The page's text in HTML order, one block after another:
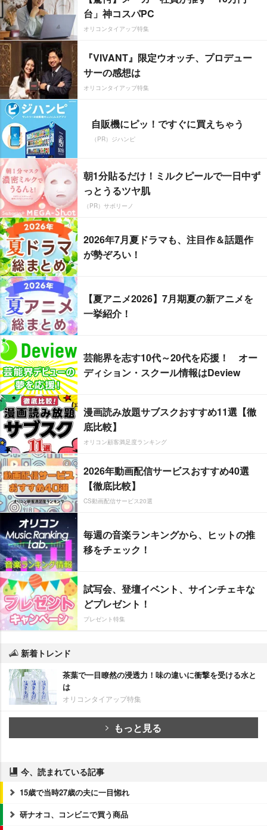
台」神コスパPC
オリコンタイアップ特集
『VIVANT』限定ウオッチ、プロデュー
サーの感想は
オリコンタイアップ特集
自販機にピッ！ですぐに買えちゃう
（PR）ジハンピ
朝1分貼るだけ！ミルクピールで一日中ず
っとうるツヤ肌
（PR）サボリーノ
2026年7月夏ドラマも、注目作＆話題作
が勢ぞろい！
【夏アニメ2026】7月期夏の新アニメを
一挙紹介！
芸能界を志す10代～20代を応援！ オー
ディション・スクール情報はDeview
漫画読み放題サブスクおすすめ11選【徹
底比較】
オリコン顧客満足度ランキング
2026年動画配信サービスおすすめ40選
【徹底比較】
CS動画配信サービス20選
毎週の音楽ランキングから、ヒットの推
移をチェック！
試写会、登壇イベント、サインチェキな
どプレゼント！
プレゼント特集
新着トレンド
茶葉で一目瞭然の浸透力！味の違いに衝撃を受ける水と
は
オリコンタイアップ特集
もっと見る
今、読まれている記事
15歳で当時27歳の夫に一目惚れ
研ナオコ、コンビニで買う商品